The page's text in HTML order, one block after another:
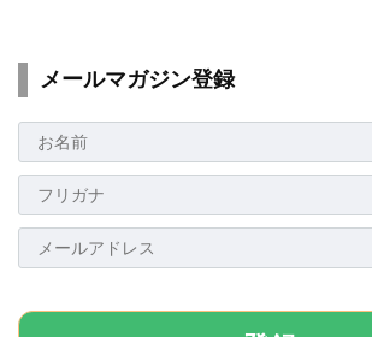
メールマガジン登録